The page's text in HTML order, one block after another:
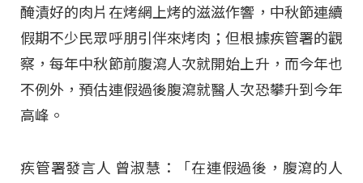
醃漬好的肉片在烤網上烤的滋滋作響，中秋節連續
假期不少民眾呼朋引伴來烤肉；但根據疾管署的觀
察，每年中秋節前腹瀉人次就開始上升，而今年也
不例外，預估連假過後腹瀉就醫人次恐攀升到今年
高峰。
疾管署發言人 曾淑慧：「在連假過後，腹瀉的人